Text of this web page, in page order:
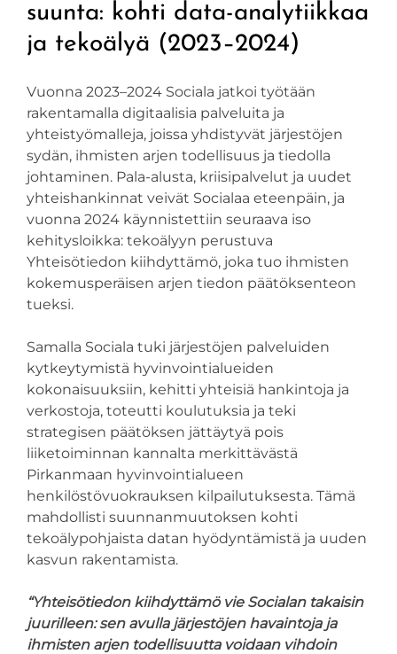
suunta: kohti data-analytiikkaa
ja tekoälyä (2023–2024)
Vuonna 2023–2024 Sociala jatkoi työtään
rakentamalla digitaalisia palveluita ja
yhteistyömalleja, joissa yhdistyvät järjestöjen
sydän, ihmisten arjen todellisuus ja tiedolla
johtaminen. Pala-alusta, kriisipalvelut ja uudet
yhteishankinnat veivät Socialaa eteenpäin, ja
vuonna 2024 käynnistettiin seuraava iso
kehitysloikka: tekoälyyn perustuva
Yhteisötiedon kiihdyttämö, joka tuo ihmisten
kokemusperäisen arjen tiedon päätöksenteon
tueksi.
Samalla Sociala tuki järjestöjen palveluiden
kytkeytymistä hyvinvointialueiden
kokonaisuuksiin, kehitti yhteisiä hankintoja ja
verkostoja, toteutti koulutuksia ja teki
strategisen päätöksen jättäytyä pois
liiketoiminnan kannalta merkittävästä
Pirkanmaan hyvinvointialueen
henkilöstövuokrauksen kilpailutuksesta. Tämä
mahdollisti suunnanmuutoksen kohti
tekoälypohjaista datan hyödyntämistä ja uuden
kasvun rakentamista.
“Yhteisötiedon kiihdyttämö vie Socialan takaisin
juurilleen: sen avulla järjestöjen havaintoja ja
ihmisten arjen todellisuutta voidaan vihdoin